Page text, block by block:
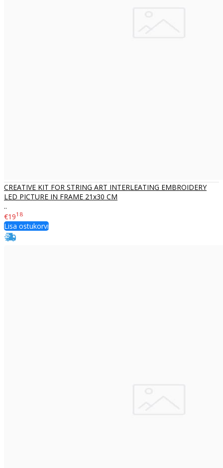
CREATIVE KIT FOR STRING ART INTERLEATING EMBROIDERY
LED PICTURE IN FRAME 21x30 CM
..
€1918
Lisa ostukorvi